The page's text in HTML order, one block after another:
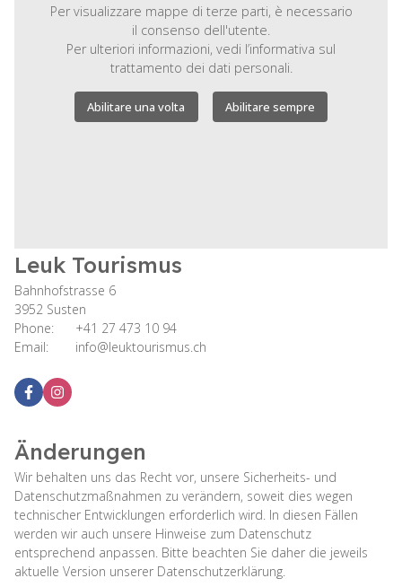
Per visualizzare mappe di terze parti, è necessario
il consenso dell'utente.
Per ulteriori informazioni, vedi l’informativa sul
trattamento dei dati personali.
Abilitare una volta Abilitare sempre
Leuk Tourismus
Bahnhofstrasse 6
3952 Susten
Phone:
+41 27 473 10 94
Email:
info@leuktourismus.ch
Änderungen
Wir behalten uns das Recht vor, unsere Sicherheits- und
Datenschutzmaßnahmen zu verändern, soweit dies wegen
technischer Entwicklungen erforderlich wird. In diesen Fällen
werden wir auch unsere Hinweise zum Datenschutz
entsprechend anpassen. Bitte beachten Sie daher die jeweils
aktuelle Version unserer Datenschutzerklärung.